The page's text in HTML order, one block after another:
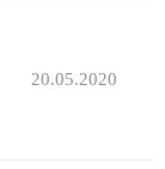
20.05.2020